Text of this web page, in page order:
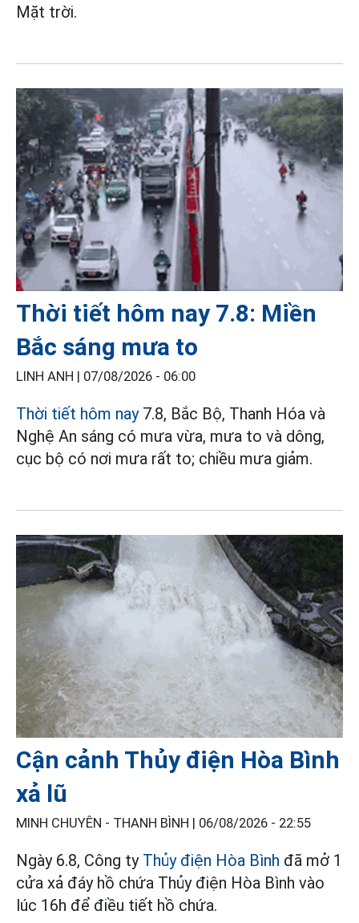
Mặt trời.
Thời tiết hôm nay 7.8: Miền
Bắc sáng mưa to
LINH ANH | 07/08/2026 - 06:00
Thời tiết hôm nay7.8, Bắc Bộ, Thanh Hóa và
Nghệ An sáng có mưa vừa, mưa to và dông,
cục bộ có nơi mưa rất to; chiều mưa giảm.
Cận cảnh Thủy điện Hòa Bình
xả lũ
MINH CHUYÊN - THANH BÌNH | 06/08/2026 - 22:55
Ngày 6.8, Công ty Thủy điện Hòa Bình đã mở 1
cửa xả đáy hồ chứa Thủy điện Hòa Bình vào
lúc 16h để điều tiết hồ chứa.